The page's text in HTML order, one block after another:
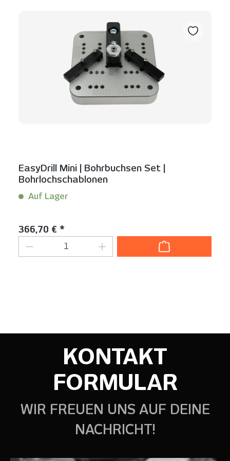
EasyDrill Mini | Bohrbuchsen Set |
Bohrlochschablonen
Auf Lager
Regulärer Preis:
366,70 € *
Produkt Anzahl: Gib den
KONTAKT
FORMULAR
WIR FREUEN UNS AUF DEINE
NACHRICHT!